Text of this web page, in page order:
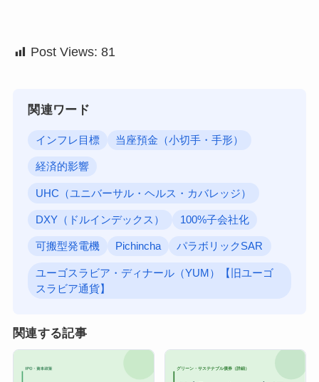
Post Views: 81
関連ワード
インフレ目標 当座預金（小切手・手形）
経済的影響
UHC（ユニバーサル・ヘルス・カバレッジ）
DXY（ドルインデックス） 100%子会社化
可搬型発電機 Pichincha パラボリックSAR
ユーゴスラビア・ディナール（YUM）【旧ユーゴ
スラビア通貨】
関連する記事